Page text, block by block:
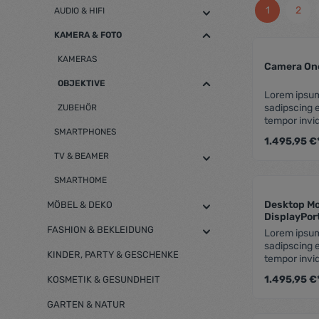
AUDIO & HIFI
KAMERA & FOTO
KAMERAS
OBJEKTIVE
ZUBEHÖR
SMARTPHONES
TV & BEAMER
SMARTHOME
MÖBEL & DEKO
FASHION & BEKLEIDUNG
KINDER, PARTY & GESCHENKE
KOSMETIK & GESUNDHEIT
GARTEN & NATUR
1 2
Camera
Lorem
sadipscing
tempor
eos et
nonumy
et dolore
voluptua.
duo
gubergren,
Lorem
1.495,95
Desktop
Lorem
sadipscing
tempor
eos et
1.495,95